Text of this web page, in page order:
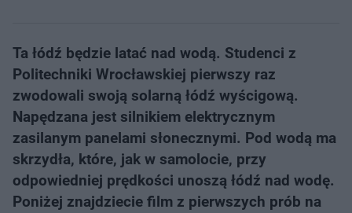
Ta łódź będzie latać nad wodą. Studenci z
Politechniki Wrocławskiej pierwszy raz
zwodowali swoją solarną łódź wyścigową.
Napędzana jest silnikiem elektrycznym
zasilanym panelami słonecznymi. Pod wodą ma
skrzydła, które, jak w samolocie, przy
odpowiedniej prędkości unoszą łódź nad wodę.
Poniżej znajdziecie film z pierwszych prób na